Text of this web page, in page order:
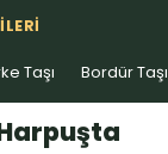
Taşı Bordür Taşı